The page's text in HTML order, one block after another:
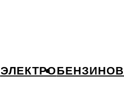
ЭЛЕКТРО